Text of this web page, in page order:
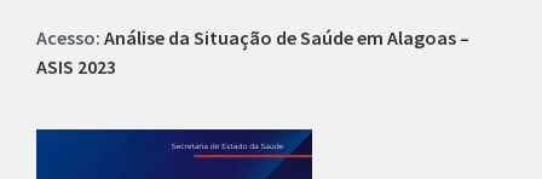
Acesso: Análise da Situação de Saúde em Alagoas –
ASIS 2023